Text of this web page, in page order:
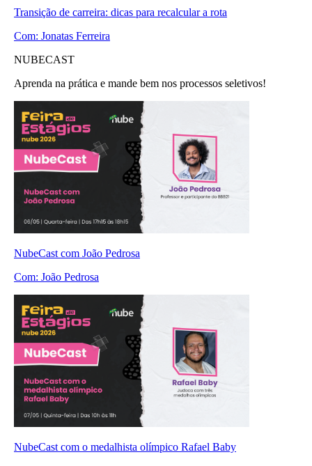
Transição de carreira: dicas para recalcular a rota
Com: Jonatas Ferreira
NUBECAST
Aprenda na prática e mande bem nos processos seletivos!
NubeCast com João Pedrosa
Com: João Pedrosa
NubeCast com o medalhista olímpico Rafael Baby